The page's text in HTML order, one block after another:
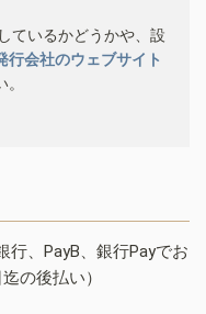
ているかどうかや、設
行会社のウェブサイト
、PayB、銀行Payでお
の後払い）